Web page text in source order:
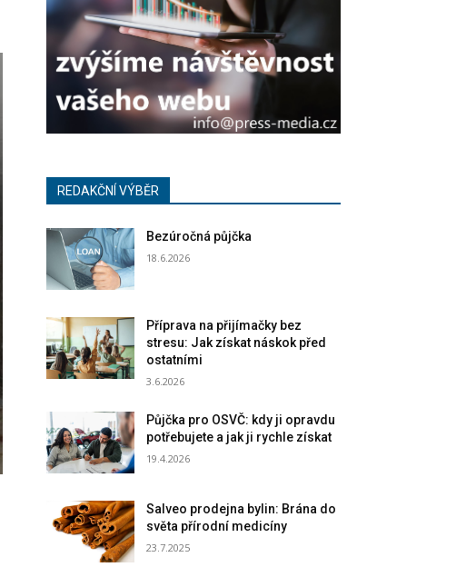
REDAKČNÍ VÝBĚR
Bezúročná půjčka
18.6.2026
Příprava na přijímačky bez
stresu: Jak získat náskok před
ostatními
3.6.2026
Půjčka pro OSVČ: kdy ji opravdu
potřebujete a jak ji rychle získat
19.4.2026
Salveo prodejna bylin: Brána do
světa přírodní medicíny
23.7.2025